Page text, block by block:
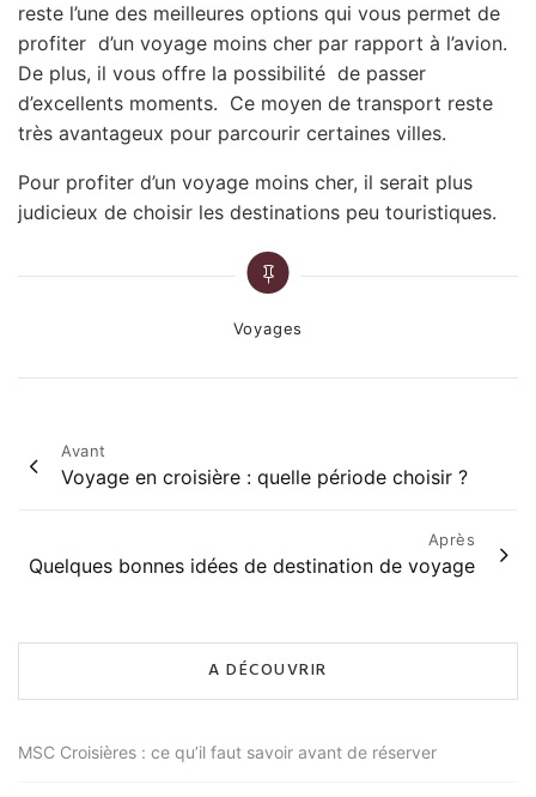
reste l’une des meilleures options qui vous permet de
profiter d’un voyage moins cher par rapport à l’avion.
De plus, il vous offre la possibilité de passer
d’excellents moments. Ce moyen de transport reste
très avantageux pour parcourir certaines villes.
Pour profiter d’un voyage moins cher, il serait plus
judicieux de choisir les destinations peu touristiques.
Categories
Voyages
Navigation
l’article
Avant
Voyage en croisière : quelle période choisir ?
Après
Quelques bonnes idées de destination de voyage
A DÉCOUVRIR
MSC Croisières : ce qu’il faut savoir avant de réserver